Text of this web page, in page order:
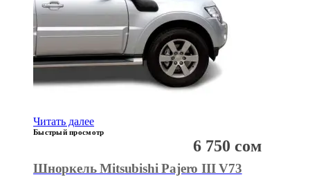
Читать далее
Быстрый просмотр
Шноркель Mitsubishi Pajero III V73
6 750 сом